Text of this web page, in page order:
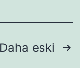
Daha eski